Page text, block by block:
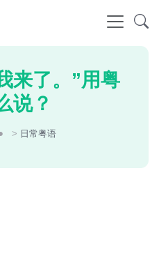
来了。”用粤
说？
> 日常粤语